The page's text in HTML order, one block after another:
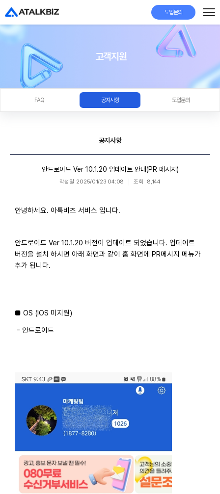
도입문의
고객지원
FAQ 공지사항 도입문의
공지사항
안드로이드 Ver 10.1.20 업데이트 안내(PR 메시지)
작성일 2025/01/23 04:08 조회 8,144
안녕하세요. 아톡비즈 서비스 입니다.
안드로이드 Ver 10.1.20 버전이 업데이트 되었습니다. 업데이트
버전을 설치 하시면 아래 화면과 같이 홈 화면에 PR메시지 메뉴가
추가 됩니다.
■ OS (IOS 미지원)
- 안드로이드